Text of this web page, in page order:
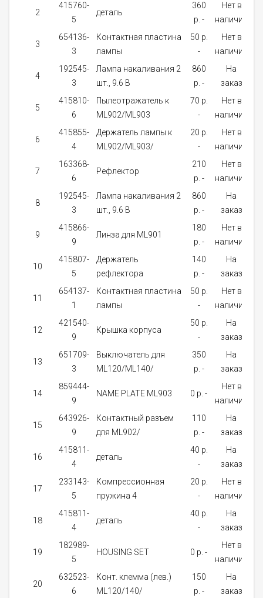
2
415760-
5
деталь
360
p. -
Нет в
наличии
3
654136-
3
Контактная пластина
лампы
50 p.
-
Нет в
наличии
4
192545-
3
Лампа накаливания 2
шт., 9.6 В
860
p. -
На
заказ
5
415810-
6
Пылеотражатель к
ML902/ML903
70 p.
-
Нет в
наличии
6
415855-
4
Держатель лампы к
ML902/ML903/
20 p.
-
Нет в
наличии
7
163368-
6
Рефлектор
210
p. -
Нет в
наличии
8
192545-
3
Лампа накаливания 2
шт., 9.6 В
860
p. -
На
заказ
9
415866-
9
Линза для ML901
180
p. -
Нет в
наличии
10
415807-
5
Держатель
рефлектора
140
p. -
На
заказ
11
654137-
1
Контактная пластина
лампы
50 p.
-
Нет в
наличии
12
421540-
9
Крышка корпуса
50 p.
-
На
заказ
13
651709-
3
Выключатель для
ML120/ML140/
350
p. -
На
заказ
14
859444-
9
NAME PLATE ML903 0 p. -
Нет в
наличии
15
643926-
9
Контактный разъем
для ML902/
110
p. -
На
заказ
16
415811-
4
деталь
40 p.
-
На
заказ
17
233143-
5
Компрессионная
пружина 4
20 p.
-
Нет в
наличии
18
415811-
4
деталь
40 p.
-
На
заказ
19
182989-
5
HOUSING SET 0 p. -
Нет в
наличии
20
632523-
6
Конт. клемма (лев.)
ML120/140/
150
p. -
На
заказ